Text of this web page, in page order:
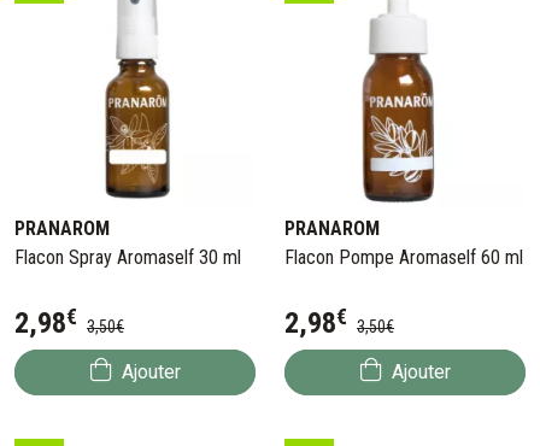
PRANAROM
Flacon Spray Aromaself 30 ml
2,98€ 3,50€
Ajouter
PRANAROM
Flacon Pompe Aromaself 60 ml
2,98€ 3,50€
Ajouter